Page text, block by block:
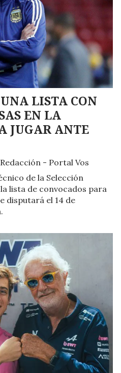
LISTA CON
EN LA
JUGAR ANTE
Redacción - Portal Vos
de la Selección
lista de convocados para
disputará el 14 de